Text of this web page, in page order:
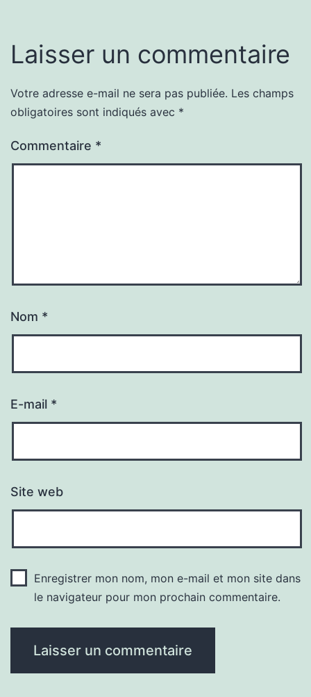
Laisser un commentaire
Votre adresse e-mail ne sera pas publiée. Les champs
obligatoires sont indiqués avec *
Commentaire *
Nom *
E-mail *
Site web
Enregistrer mon nom, mon e-mail et mon site dans
le navigateur pour mon prochain commentaire.